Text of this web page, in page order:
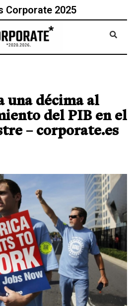
Corporate 2025
una décima al
del PIB en el
– corporate.es